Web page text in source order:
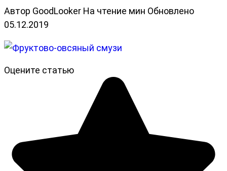
Автор GoodLooker На чтение мин Обновлено
05.12.2019
Оцените статью